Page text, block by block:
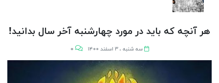
هر آنچه که باید در مورد چهارشنبه آخر سال بدانید!
سه شنبه ، ۳ اسفند ۱۴۰۰ ۰